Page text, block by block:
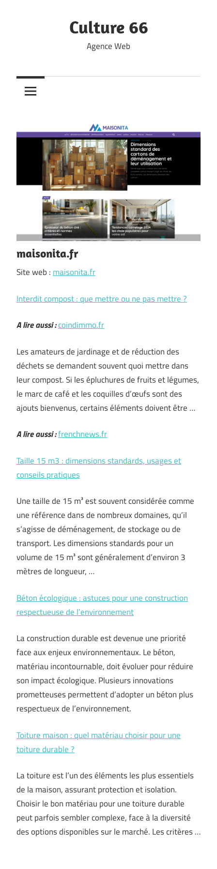
Culture 66
Agence Web
maisonita.fr
Site web : maisonita.fr
Interdit compost : que mettre ou ne pas mettre ?
A lire aussi :coindimmo.fr
Les amateurs de jardinage et de réduction des
déchets se demandent souvent quoi mettre dans
leur compost. Si les épluchures de fruits et légumes,
le marc de café et les coquilles d’œufs sont des
ajouts bienvenus, certains éléments doivent être …
A lire aussi :frenchnews.fr
Taille 15 m3 : dimensions standards, usages et
conseils pratiques
Une taille de 15 m³ est souvent considérée comme
une référence dans de nombreux domaines, qu’il
s’agisse de déménagement, de stockage ou de
transport. Les dimensions standards pour un
volume de 15 m³ sont généralement d’environ 3
mètres de longueur, …
Béton écologique : astuces pour une construction
respectueuse de l’environnement
La construction durable est devenue une priorité
face aux enjeux environnementaux. Le béton,
matériau incontournable, doit évoluer pour réduire
son impact écologique. Plusieurs innovations
prometteuses permettent d’adopter un béton plus
respectueux de l’environnement.
Toiture maison : quel matériau choisir pour une
toiture durable ?
La toiture est l’un des éléments les plus essentiels
de la maison, assurant protection et isolation.
Choisir le bon matériau pour une toiture durable
peut parfois sembler complexe, face à la diversité
des options disponibles sur le marché. Les critères …